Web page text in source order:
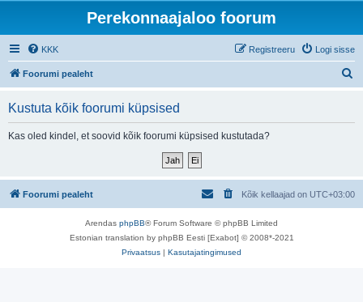
Perekonnaajaloo foorum
KKK Logi sisse
Registreeru
Foorumi pealeht
Kustuta kõik foorumi küpsised
Kas oled kindel, et soovid kõik foorumi küpsised kustutada?
Foorumi pealeht Kõik kellaajad on UTC+03:00
Arendas phpBB® Forum Software © phpBB Limited
Estonian translation by phpBB Eesti [Exabot] © 2008*-2021
Privaatsus | Kasutajatingimused